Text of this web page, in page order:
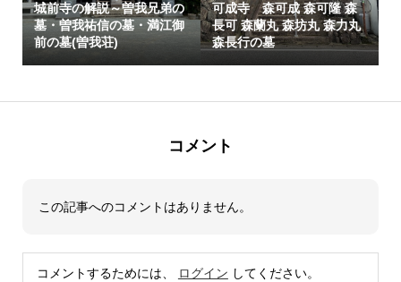
城前寺の解説～曽我兄弟の
墓・曽我祐信の墓・満江御
前の墓(曽我荘)
可成寺 森可成 森可隆 森
長可 森蘭丸 森坊丸 森力丸
森長行の墓
コメント
この記事へのコメントはありません。
コメントするためには、 ログイン してください。